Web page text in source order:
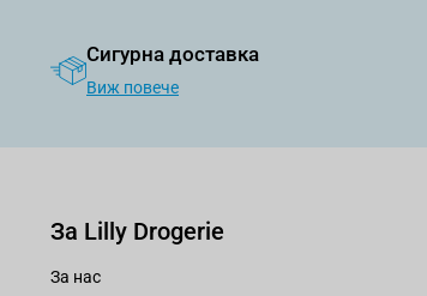
Сигурна доставка
Виж повече
За Lilly Drogerie
За нас